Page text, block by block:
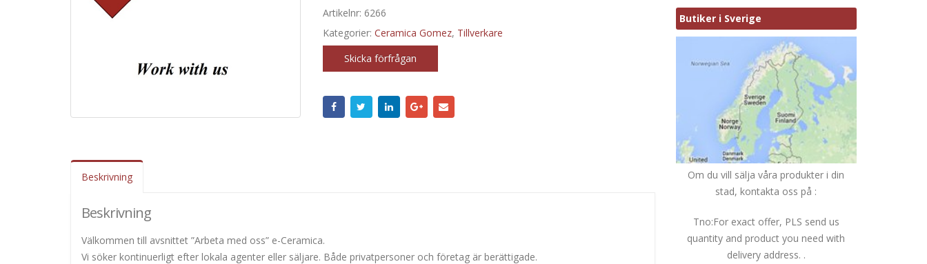
Artikelnr: 6266
Kategorier: Ceramica Gomez, Tillverkare
Skicka förfrågan
Beskrivning
Beskrivning
Välkommen till avsnittet ”Arbeta med oss” e-Ceramica.
Vi söker kontinuerligt efter lokala agenter eller säljare. Både privatpersoner och företag är berättigade.
Butiker i Sverige
Om du vill sälja våra produkter i din
stad, kontakta oss på :
Tno:For exact offer, PLS send us
quantity and product you need with
delivery address. .